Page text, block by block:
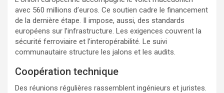
avec 560 millions d’euros. Ce soutien cadre le financement
de la dernière étape. Il impose, aussi, des standards
européens sur l’infrastructure. Les exigences couvrent la
sécurité ferroviaire et l’interopérabilité. Le suivi
communautaire structure les jalons et les audits.
Coopération technique
Des réunions régulières rassemblent ingénieurs et juristes.